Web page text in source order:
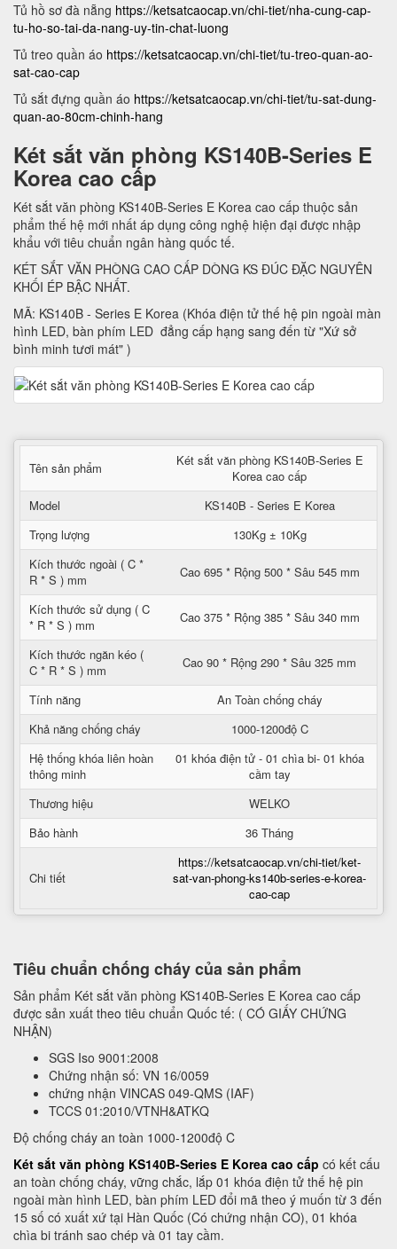
Tủ hồ sơ đà nẵng https://ketsatcaocap.vn/chi-tiet/nha-cung-cap-
tu-ho-so-tai-da-nang-uy-tin-chat-luong
Tủ treo quần áo https://ketsatcaocap.vn/chi-tiet/tu-treo-quan-ao-
sat-cao-cap
Tủ sắt đựng quần áo https://ketsatcaocap.vn/chi-tiet/tu-sat-dung-
quan-ao-80cm-chinh-hang
Két sắt văn phòng KS140B-Series E
Korea cao cấp
Két sắt văn phòng KS140B-Series E Korea cao cấp thuộc sản
phẩm thế hệ mới nhất áp dụng công nghệ hiện đại được nhập
khẩu với tiêu chuẩn ngân hàng quốc tế.
KÉT SẮT VĂN PHÒNG CAO CẤP DÒNG KS ĐÚC ĐẶC NGUYÊN
KHỐI ÉP BẬC NHẤT.
MÃ: KS140B - Series E Korea (Khóa điện tử thế hệ pin ngoài màn
hình LED, bàn phím LED đẳng cấp hạng sang đến từ "Xứ sở
bình minh tươi mát" )
Tên sản phẩm
Két sắt văn phòng KS140B-Series E
Korea cao cấp
Model
KS140B - Series E Korea
Trọng lượng
130Kg ± 10Kg
Kích thước ngoài ( C *
R * S ) mm
Cao 695 * Rộng 500 * Sâu 545 mm
Kích thước sử dụng ( C
* R * S ) mm
Cao 375 * Rộng 385 * Sâu 340 mm
Kích thước ngăn kéo (
C * R * S ) mm
Cao 90 * Rộng 290 * Sâu 325 mm
Tính năng
An Toàn chống cháy
Khả năng chống cháy
1000-1200độ C
Hệ thống khóa liên hoàn
thông minh
01 khóa điện tử - 01 chìa bi- 01 khóa
cầm tay
Thương hiệu
WELKO
Bảo hành
36 Tháng
Chi tiết
https://ketsatcaocap.vn/chi-tiet/ket-
sat-van-phong-ks140b-series-e-korea-
cao-cap
Tiêu chuẩn chống cháy của sản phẩm
Sản phẩm Két sắt văn phòng KS140B-Series E Korea cao cấp
được sản xuất theo tiêu chuẩn Quốc tế: ( CÓ GIẤY CHỨNG
NHẬN)
SGS Iso 9001:2008
Chứng nhận số: VN 16/0059
chứng nhận VINCAS 049-QMS (IAF)
TCCS 01:2010/VTNH&ATKQ
Độ chống cháy an toàn 1000-1200độ C
Két sắt văn phòng KS140B-Series E Korea cao cấp có kết cấu
an toàn chống cháy, vững chắc, lắp 01 khóa điện tử thế hệ pin
ngoài màn hình LED, bàn phím LED đổi mã theo ý muốn từ 3 đến
15 số có xuất xứ tại Hàn Quốc (Có chứng nhận CO), 01 khóa
chìa bi tránh sao chép và 01 tay cầm.